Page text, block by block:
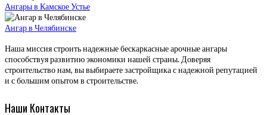
Ангары в Камское Устье
Ангар в Челябинске
Наша миссия строить надежные бескаркасные арочные ангары
способствуя развитию экономики нашей страны. Доверяя
строительство нам, вы выбираете застройщика с надежной репутацией
и с большим опытом в строительстве.
Наши Контакты